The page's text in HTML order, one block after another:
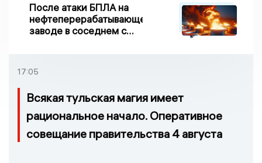
После атаки БПЛА на
нефтеперерабатывающем
заводе в соседнем с
17:05
Всякая тульская магия имеет
рациональное начало. Оперативное
совещание правительства 4 августа